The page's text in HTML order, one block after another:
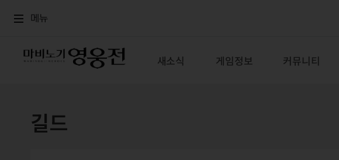
메뉴
새소식 게임정보 커뮤니티
길드